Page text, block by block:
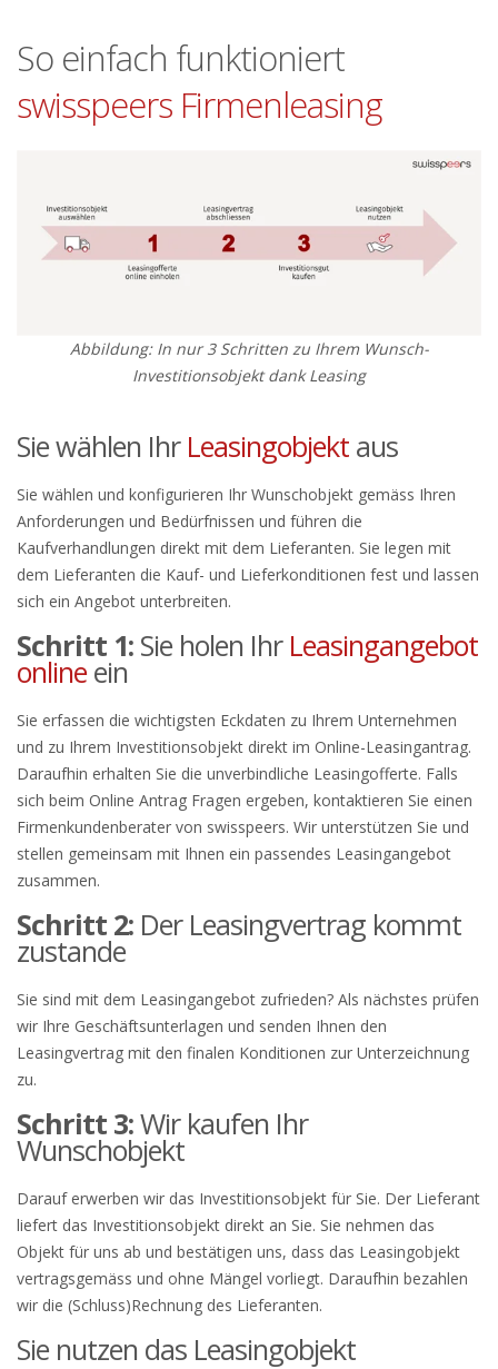
So einfach funktioniert
swisspeers Firmenleasing
Abbildung: In nur 3 Schritten zu Ihrem Wunsch-
Investitionsobjekt dank Leasing
Sie wählen Ihr Leasingobjekt aus
Sie wählen und konfigurieren Ihr Wunschobjekt gemäss Ihren
Anforderungen und Bedürfnissen und führen die
Kaufverhandlungen direkt mit dem Lieferanten. Sie legen mit
dem Lieferanten die Kauf- und Lieferkonditionen fest und lassen
sich ein Angebot unterbreiten.
Schritt 1: Sie holen Ihr Leasingangebot
onlineein
Sie erfassen die wichtigsten Eckdaten zu Ihrem Unternehmen
und zu Ihrem Investitionsobjekt direkt im Online-Leasingantrag.
Daraufhin erhalten Sie die unverbindliche Leasingofferte. Falls
sich beim Online Antrag Fragen ergeben, kontaktieren Sie einen
Firmenkundenberater von swisspeers. Wir unterstützen Sie und
stellen gemeinsam mit Ihnen ein passendes Leasingangebot
zusammen.
Schritt 2: Der Leasingvertrag kommt
zustande
Sie sind mit dem Leasingangebot zufrieden? Als nächstes prüfen
wir Ihre Geschäftsunterlagen und senden Ihnen den
Leasingvertrag mit den finalen Konditionen zur Unterzeichnung
zu.
Schritt 3:Wir kaufen Ihr
Wunschobjekt
Darauf erwerben wir das Investitionsobjekt für Sie. Der Lieferant
liefert das Investitionsobjekt direkt an Sie. Sie nehmen das
Objekt für uns ab und bestätigen uns, dass das Leasingobjekt
vertragsgemäss und ohne Mängel vorliegt. Daraufhin bezahlen
wir die (Schluss)Rechnung des Lieferanten.
Sie nutzen das Leasingobjekt